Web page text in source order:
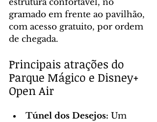
estrutura confortável, no
gramado em frente ao pavilhão,
com acesso gratuito, por ordem
de chegada.
Principais atrações do
Parque Mágico e Disney+
Open Air
Túnel dos Desejos: Um